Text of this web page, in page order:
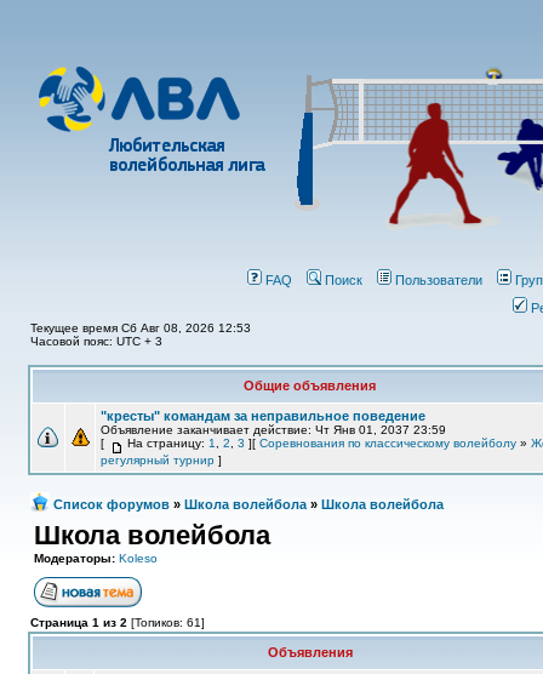
FAQ Поиск Пользователи
Текущее время Сб Авг 08, 2026 12:53
Часовой пояс: UTC + 3
Общие объявления
"кресты" командам за неправильное поведение
Объявление заканчивает действие: Чт Янв 01, 2037 23:59
[
На страницу: 1 2 3 ][ Соревнования по классическому волейболу »
регулярный турнир ]
Список форумов » Школа волейбола » Школа волейбола
Школа волейбола
Модераторы: Koleso
Страница 1 из 2 [Топиков: 61]
Объявления